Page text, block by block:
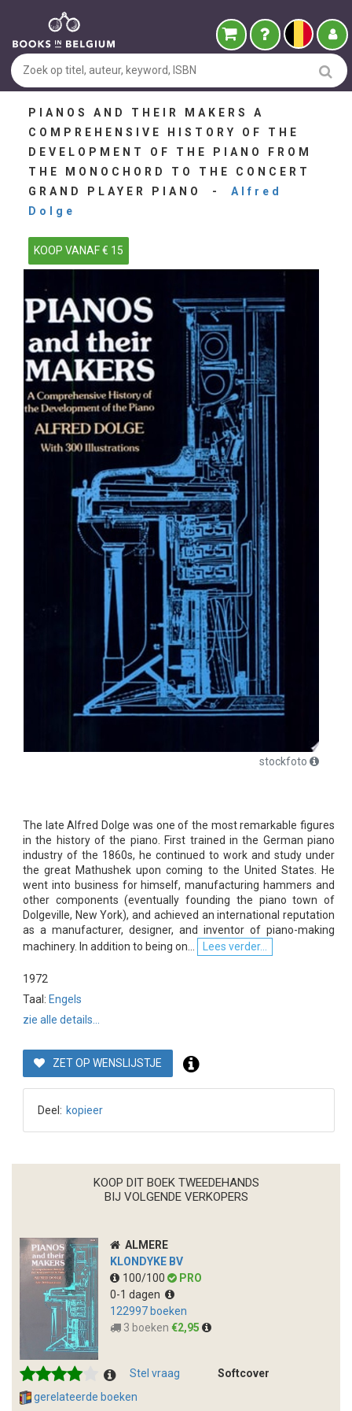
PIANOS AND THEIR MAKERS A
COMPREHENSIVE HISTORY OF THE
DEVELOPMENT OF THE PIANO FROM
THE MONOCHORD TO THE CONCERT
GRAND PLAYER PIANO - Alfred
Dolge
KOOP VANAF € 15
stockfoto
The late Alfred Dolge was one of the most remarkable figures
in the history of the piano. First trained in the German piano
industry of the 1860s, he continued to work and study under
the great Mathushek upon coming to the United States. He
went into business for himself, manufacturing hammers and
other components (eventually founding the piano town of
Dolgeville, New York), and achieved an international reputation
as a manufacturer, designer, and inventor of piano-making
machinery. In addition to being on...
Lees verder...
1972
Taal: Engels
zie alle details...
ZET OP WENSLIJSTJE
Deel: kopieer
KOOP DIT BOEK TWEEDEHANDS
BIJ VOLGENDE VERKOPERS
ALMERE
KLONDYKE BV
100/100
PRO
0-1 dagen
122997 boeken
3 boeken €2,95
Stel vraag
Softcover
gerelateerde boeken